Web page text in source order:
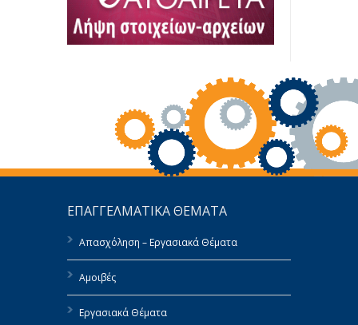
ΕΠΑΓΓΕΛΜΑΤΙΚΑ ΘΕΜΑΤΑ
Απασχόληση – Εργασιακά Θέματα
Αμοιβές
Εργασιακά Θέματα